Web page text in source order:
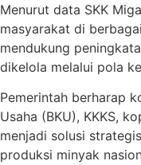
Menurut data SKK
masyarakat di
mendukung
dikelola melalui pola
Pemerintah berharap
Usaha (BKU), KKKS,
menjadi solusi
produksi minyak